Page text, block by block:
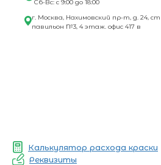
Сб-Вс: с 9:00 до 18:00
г. Москва, Нахимовский пр-т, д. 24,
павильон №3, 4 этаж. офис 417 в
Калькулятор расхода краски
Реквизиты